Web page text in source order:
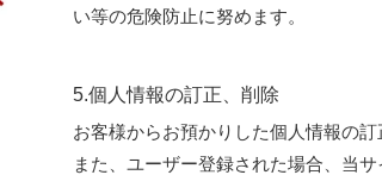
い等の危険防止に努めます。
5.個人情報の訂正、削除
お客様からお預かりした個人情報の
また、ユーザー登録された場合、当